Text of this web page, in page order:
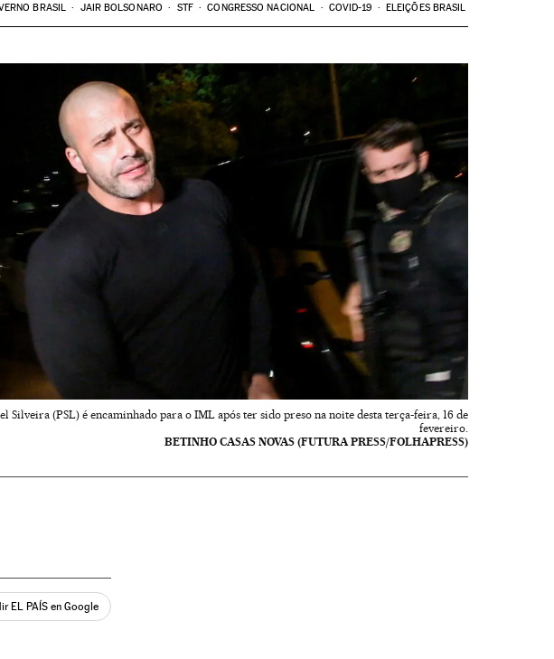
BRASIL JAIR BOLSONARO STF CONGRESSO NACIONAL COVID-19 ELEIÇÕES BRASIL
Silveira (PSL) é encaminhado para o IML após ter sido preso na noite desta terça-feira, 16 de
fevereiro.
BETINHO CASAS NOVAS (FUTURA PRESS/FOLHAPRESS)
EL PAÍS en Google